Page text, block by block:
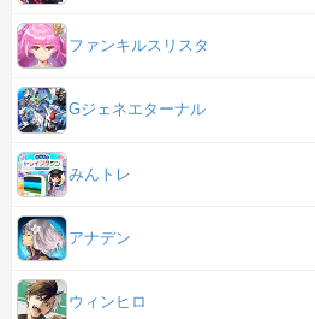
ファンキルスリスタ
Gジェネエターナル
みんトレ
アナデン
ウィンヒロ